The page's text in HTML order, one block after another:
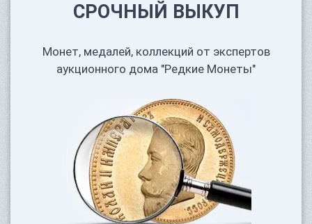
СРОЧНЫЙ ВЫКУП
Монет, медалей, коллекций от экспертов
аукционного дома "Редкие Монеты"